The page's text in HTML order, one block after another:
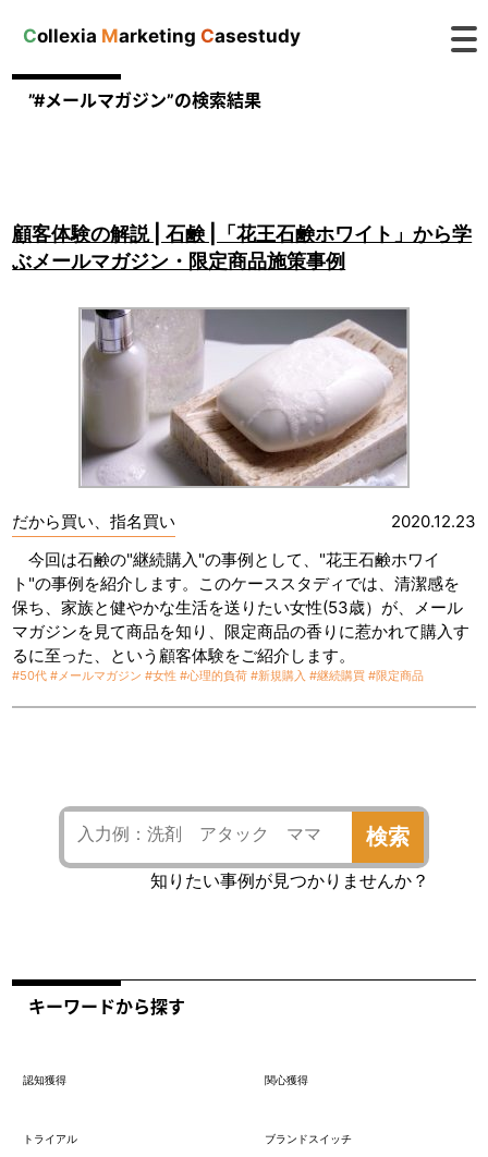
Collexia Marketing Casestudy
”#メールマガジン”の検索結果
顧客体験の解説 | 石鹸 |「花王石鹸ホワイト」から学
ぶメールマガジン・限定商品施策事例
だから買い、指名買い
2020.12.23
今回は石鹸の"継続購入"の事例として、"花王石鹸ホワイ
ト"の事例を紹介します。このケーススタディでは、清潔感を
保ち、家族と健やかな生活を送りたい女性(53歳）が、メール
マガジンを見て商品を知り、限定商品の香りに惹かれて購入す
るに至った、という顧客体験をご紹介します。
#50代 #メールマガジン #女性 #心理的負荷 #新規購入 #継続購買 #限定商品
検索
知りたい事例が見つかりませんか？
キーワードから探す
認知獲得 関心獲得
トライアル ブランドスイッチ